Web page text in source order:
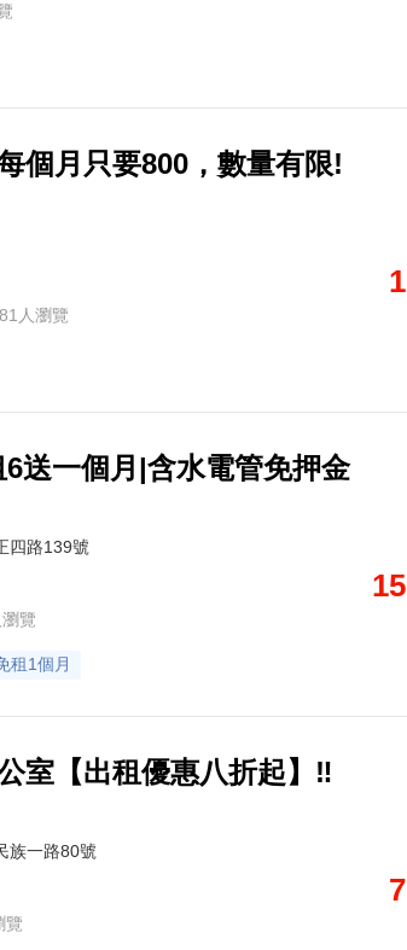
個月只要800，數量有限!
人瀏覽
送一個月|含水電管免押金
四路139號
覽
租1個月
室【出租優惠八折起】‼️
族一路80號
覽